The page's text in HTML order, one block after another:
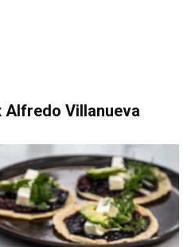
Alfredo Villanueva